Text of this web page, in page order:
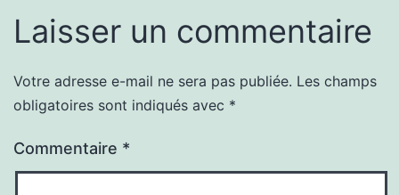
Laisser un commentaire
Votre adresse e-mail ne sera pas publiée. Les champs
obligatoires sont indiqués avec *
Commentaire *